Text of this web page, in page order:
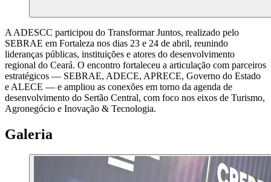
A ADESCC participou do Transformar Juntos, realizado pelo
SEBRAE em Fortaleza nos dias 23 e 24 de abril, reunindo
lideranças públicas, instituições e atores do desenvolvimento
regional do Ceará. O encontro fortaleceu a articulação com parceiros
estratégicos — SEBRAE, ADECE, APRECE, Governo do Estado
e ALECE — e ampliou as conexões em torno da agenda de
desenvolvimento do Sertão Central, com foco nos eixos de Turismo,
Agronegócio e Inovação & Tecnologia.
Galeria